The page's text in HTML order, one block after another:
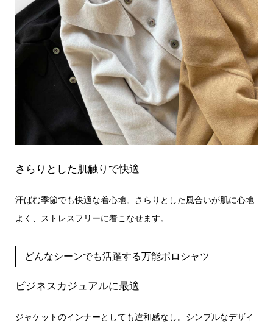
さらりとした肌触りで快適
汗ばむ季節でも快適な着心地。さらりとした風合いが肌に心地
よく、ストレスフリーに着こなせます。
どんなシーンでも活躍する万能ポロシャツ
ビジネスカジュアルに最適
ジャケットのインナーとしても違和感なし。シンプルなデザイ